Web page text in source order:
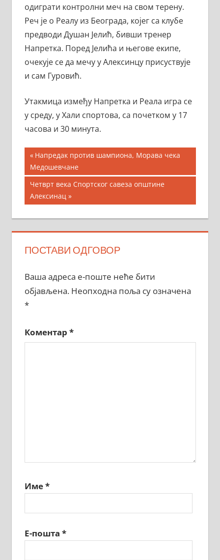
одиграти контролни меч на свом терену.
Реч је о Реалу из Београда, којег са клубе
предводи Душан Јелић, бивши тренер
Напретка. Поред Јелића и његове екипе,
очекује се да мечу у Алексинцу присуствује
и сам Гуровић.
Утакмица између Напретка и Реала игра се
у среду, у Хали спортова, са почетком у 17
часова и 30 минута.
Кретање
чланка
Previous
Post:
Напредак против шампиона, Морава чека
Медошевчане
Next
Post:
Четврт века Спортског савеза општине
Алексинац
ПОСТАВИ ОДГОВОР
Ваша адреса е-поште неће бити
објављена. Неопходна поља су означена
*
Коментар *
Име*
Е-пошта *